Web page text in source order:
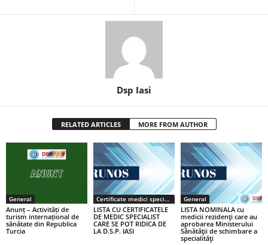
Dsp Iasi
RELATED ARTICLES MORE FROM AUTHOR
General
Anunț – Activități de
turism internațional de
sănătate din Republica
Turcia
Certificate medici specialiști / primari
LISTA CU CERTIFICATELE
DE MEDIC SPECIALIST
CARE SE POT RIDICA DE
LA D.S.P. IASI
General
LISTA NOMINALA cu
medicii rezidenţi care au
aprobarea Ministerului
Sănătăţii de schimbare a
specialităţi